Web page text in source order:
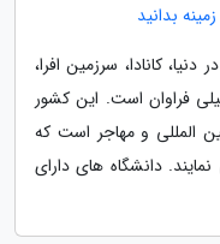
بدانید
کانادا، سرزمین افرا،
فراوان است. این کشور
المللی و مهاجر است که
دانشگاه های دارای